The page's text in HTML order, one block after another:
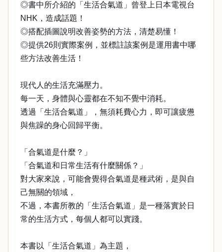
◎書中所介紹的「生活合氣道」曾登上日本電視台
NHK，造成話題！
◎搭配插圖說明改善姿勢的方法，清楚易懂！
◎提供26則實際案例，並標註該案例是運用書中哪
些方法改善生活！
現代人的生活充滿壓力。
每一天，身體與心靈都在不知不覺中消耗。
透過「生活合氣道」，無須耗費心力，即可讓疲憊
與焦躁的身心回歸平衡。
「合氣道是什麼？」
「合氣道和日常生活有什麼關係？」
對大家來說，可能會覺得合氣道是種武術，是與自
己無關的領域，
不過，本書所教的「生活合氣道」是一種落實於日
常的生活方式，每個人都可以實踐。
本書以「生活合氣道」為主題，